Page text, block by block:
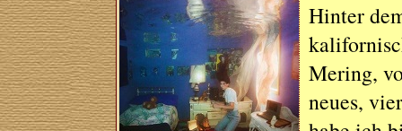
Hinter
Mering,
neues,